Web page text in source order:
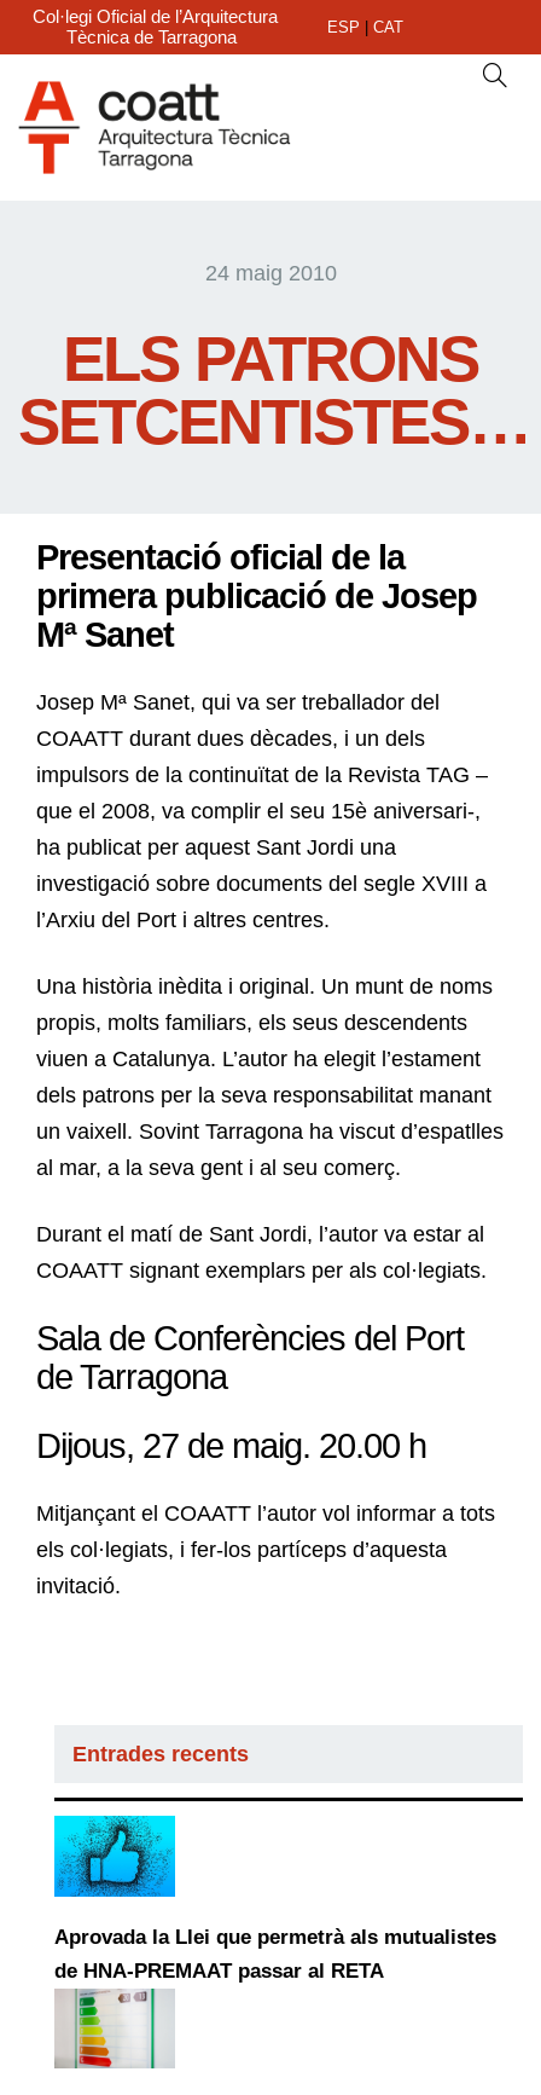
Col·legi Oficial de l’Arquitectura
Tècnica de Tarragona
ESP CAT
24 maig 2010
ELS PATRONS
SETCENTISTES…
Presentació oficial de la
primera publicació de Josep
Mª Sanet
Josep Mª Sanet, qui va ser treballador del
COAATT durant dues dècades, i un dels
impulsors de la continuïtat de la Revista TAG –
que el 2008, va complir el seu 15è aniversari-,
ha publicat per aquest Sant Jordi una
investigació sobre documents del segle XVIII a
l’Arxiu del Port i altres centres.
Una història inèdita i original. Un munt de noms
propis, molts familiars, els seus descendents
viuen a Catalunya. L’autor ha elegit l’estament
dels patrons per la seva responsabilitat manant
un vaixell. Sovint Tarragona ha viscut d’espatlles
al mar, a la seva gent i al seu comerç.
Durant el matí de Sant Jordi, l’autor va estar al
COAATT signant exemplars per als col·legiats.
Sala de Conferències del Port
de Tarragona
Dijous, 27 de maig. 20.00 h
Mitjançant el COAATT l’autor vol informar a tots
els col·legiats, i fer-los partíceps d’aquesta
invitació.
Entrades recents
Aprovada la Llei que permetrà als mutualistes
de HNA-PREMAAT passar al RETA